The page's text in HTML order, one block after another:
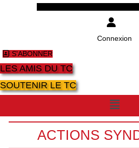
Connexion
S'ABONNER
LES AMIS DU TC
SOUTENIR LE TC
Menu
ACTIONS